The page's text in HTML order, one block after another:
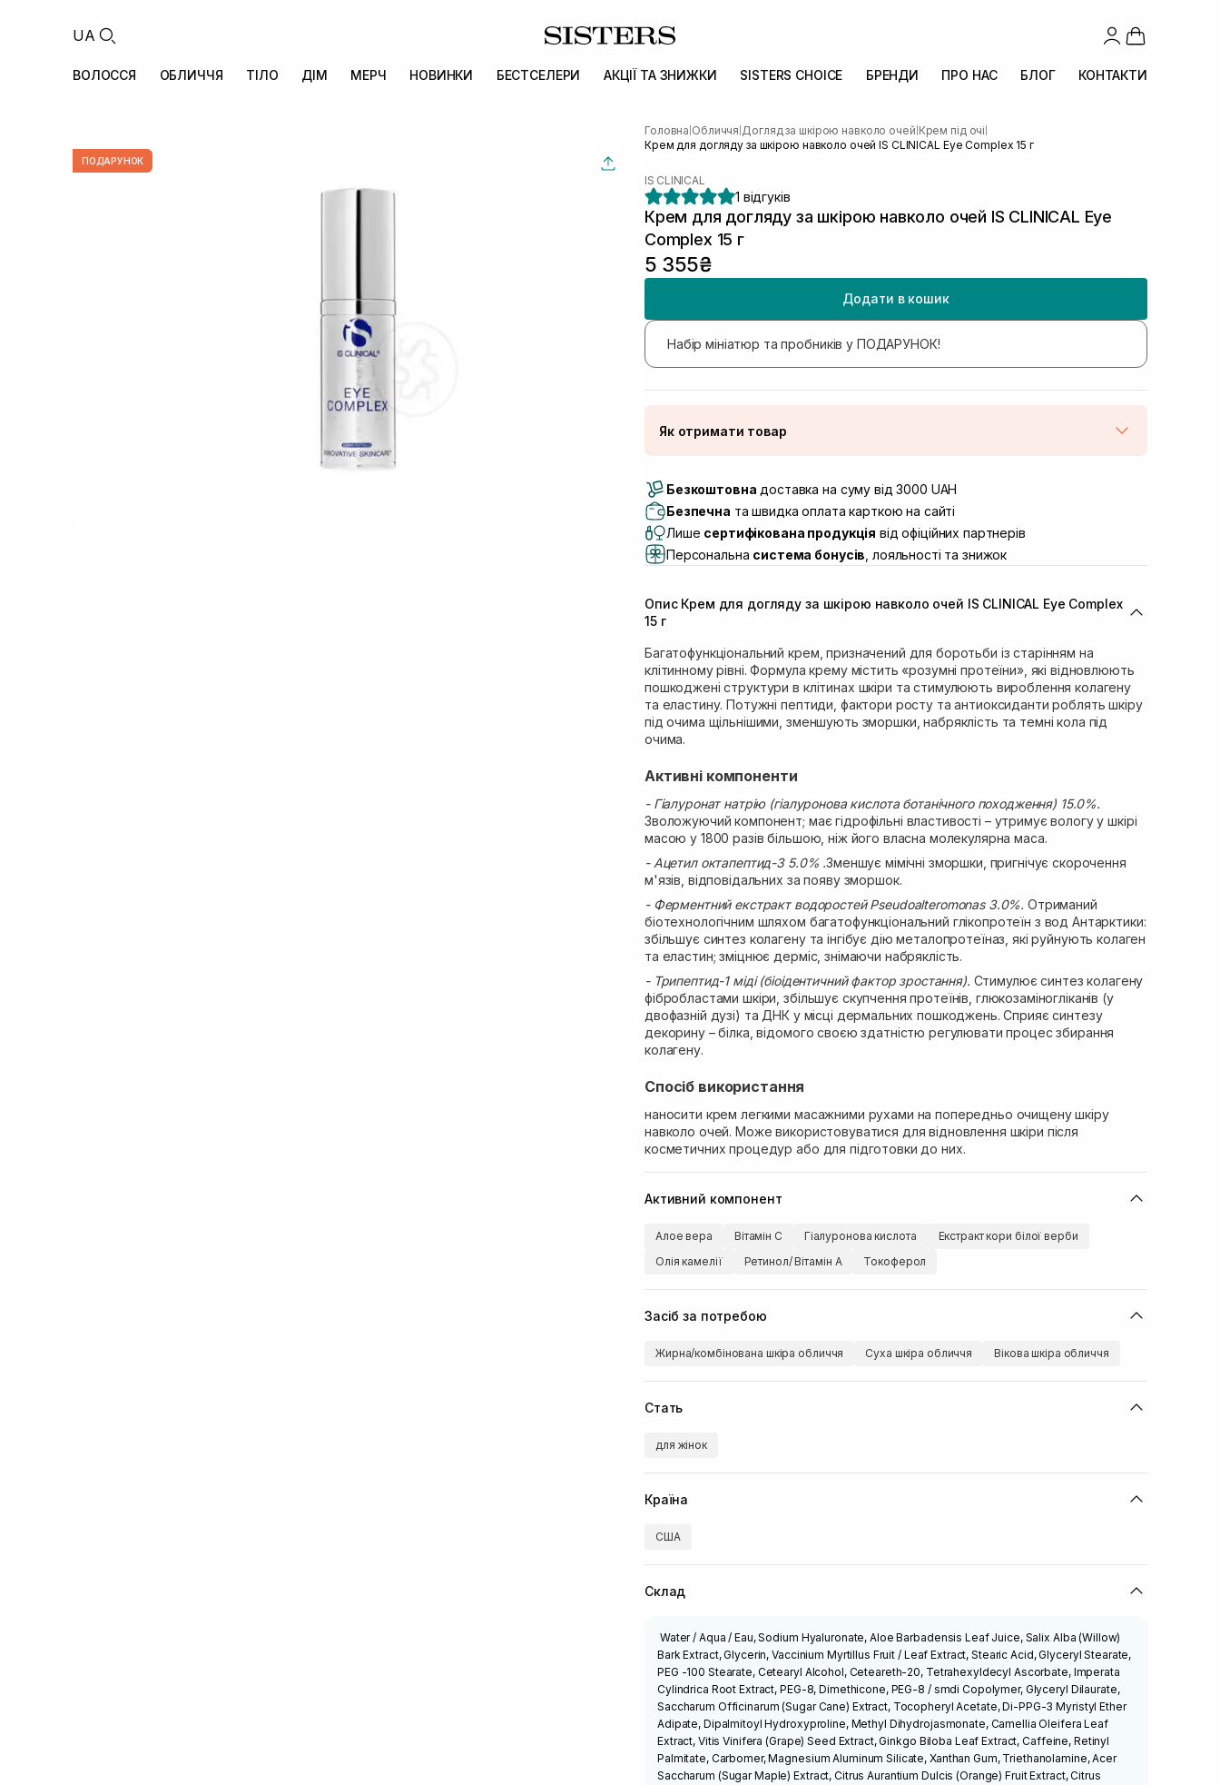
UA
ВОЛОССЯ ОБЛИЧЧЯ ТІЛО ДІМ МЕРЧ НОВИНКИ БЕСТСЕЛЕРИ АКЦІЇ ТА ЗНИЖКИ SISTERS CHOICE БРЕНДИ ПРО НАС БЛОГ КОНТАКТИ
ПОДАРУНОК
Головна Обличчя Догляд за шкірою навколо очей Крем під очі
Крем для догляду за шкірою навколо очей IS CLINICAL Eye Complex 15 г
IS CLINICAL
1 відгуків
Крем для догляду за шкірою навколо очей IS CLINICAL Eye
Complex 15 г
5 355₴
Додати в кошик
Набір мініатюр та пробників у ПОДАРУНОК!
Як отримати товар
Самовивіз м. Луцьк, вул. Винниченка 4
Самовивіз м. Львів, вул. Академіка Підстригача, 1В (Duck’s
Самовивіз м. Львів, вул. Івана Франка 36
Самовивіз м. Львів, вул. Степана Бандери 45 В наявності
Самовивіз м. Рівне, вул. Кулика і Гудачека 23 (ТЦ Екватор) В наявності
Безкоштовна доставка на суму від 3000 UAH
Безпечна та швидка оплата карткою на сайті
Лише сертифікована продукція від офіційних партнерів
Персональна система бонусів , лояльності та знижок
Опис Крем для догляду за шкірою навколо очей IS CLINICAL Eye Complex
15 г
Багатофункціональний крем, призначений для боротьби із старінням на
клітинному рівні. Формула крему містить «розумні протеїни», які відновлюють
пошкоджені структури в клітинах шкіри та стимулюють вироблення колагену
та еластину. Потужні пептиди, фактори росту та антиоксиданти роблять шкіру
під очима щільнішими, зменшують зморшки, набряклість та темні кола під
очима.
Активні компоненти
- Гіалуронат натрію (гіалуронова кислота ботанічного походження) 15.0%.
Зволожуючий компонент; має гідрофільні властивості – утримує вологу у шкірі
масою у 1800 разів більшою, ніж його власна молекулярна маса.
- Ацетил октапептид-3 5.0% .Зменшує мімічні зморшки, пригнічує скорочення
м'язів, відповідальних за появу зморшок.
- Ферментний екстракт водоростей Pseudoalteromonas 3.0%.Отриманий
біотехнологічним шляхом багатофункціональний глікопротеїн з вод Антарктики:
збільшує синтез колагену та інгібує дію металопротеїназ, які руйнують колаген
та еластин; зміцнює дерміс, знімаючи набряклість.
- Трипептид-1 міді (біоідентичний фактор зростання). Стимулює синтез колагену
фібробластами шкіри, збільшує скупчення протеїнів, глюкозаміногліканів (у
двофазній дузі) та ДНК у місці дермальних пошкоджень. Сприяє синтезу
декорину – білка, відомого своєю здатністю регулювати процес збирання
колагену.
Спосіб використання
наносити крем легкими масажними рухами на попередньо очищену шкіру
навколо очей. Може використовуватися для відновлення шкіри після
косметичних процедур або для підготовки до них.
Активний компонент
Алое вера Вітамін C Гіалуронова кислота
Екстракт кори білої верби
Олія камелії
Ретинол/ Вітамін А Токоферол
Засіб за потребою
Жирна/комбінована шкіра обличчя Суха шкіра обличчя Вікова шкіра обличчя
Стать
для жінок
Країна
США
Склад
Water / Aqua / Eau, Sodium Hyaluronate, Aloe Barbadensis Leaf Juice, Salix Alba (Willow)
Bark Extract, Glycerin, Vaccinium Myrtillus Fruit / Leaf Extract, Stearic Acid, Glyceryl Stearate,
PEG -100 Stearate, Cetearyl Alcohol, Ceteareth-20, Tetrahexyldecyl Ascorbate, Imperata
Cylindrica Root Extract, PEG-8, Dimethicone, PEG-8 / smdi Copolymer, Glyceryl Dilaurate,
Saccharum Officinarum (Sugar Cane) Extract, Tocopheryl Acetate, Di-PPG-3 Myristyl Ether
Adipate, Dipalmitoyl Hydroxyproline, Methyl Dihydrojasmonate, Camellia Oleifera Leaf
Extract, Vitis Vinifera (Grape) Seed Extract, Ginkgo Biloba Leaf Extract, Caffeine, Retinyl
Palmitate, Carbomer, Magnesium Aluminum Silicate, Xanthan Gum, Triethanolamine, Acer
Saccharum (Sugar Maple) Extract, Citrus Aurantium Dulcis (Orange) Fruit Extract, Citrus